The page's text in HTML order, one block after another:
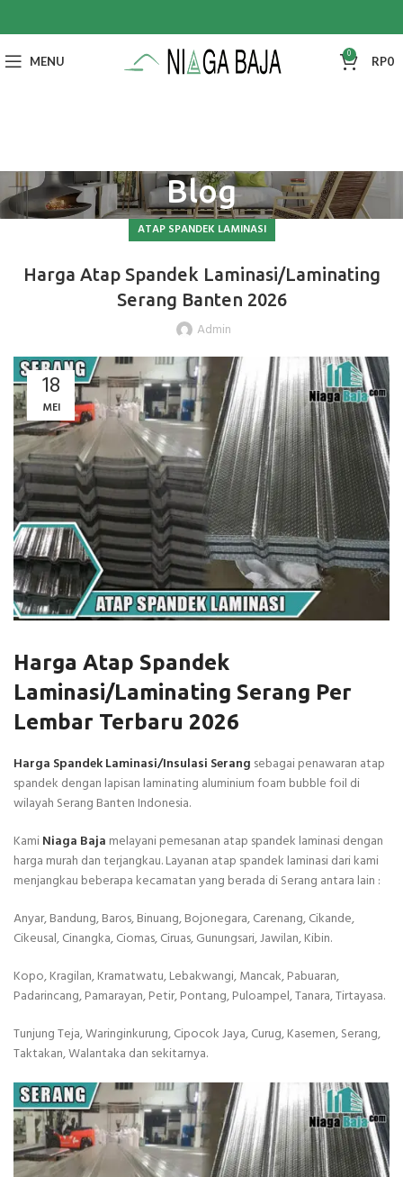
MENU 0 RP0
Blog
ATAP SPANDEK LAMINASI
Harga Atap Spandek Laminasi/Laminating
Serang Banten 2026
Admin
18
MEI
Harga Atap Spandek
Laminasi/Laminating Serang Per
Lembar Terbaru 2026
Harga Spandek Laminasi/Insulasi Serang sebagai penawaran atap
spandek dengan lapisan laminating aluminium foam bubble foil di
wilayah Serang Banten Indonesia.
KamiNiaga Baja melayani pemesanan atap spandek laminasi dengan
harga murah dan terjangkau. Layanan atap spandek laminasi dari kami
menjangkau beberapa kecamatan yang berada di Serang antara lain :
Anyar, Bandung, Baros, Binuang, Bojonegara, Carenang, Cikande,
Cikeusal, Cinangka, Ciomas, Ciruas, Gunungsari, Jawilan, Kibin.
Kopo, Kragilan, Kramatwatu, Lebakwangi, Mancak, Pabuaran,
Padarincang, Pamarayan, Petir, Pontang, Puloampel, Tanara, Tirtayasa.
Tunjung Teja, Waringinkurung, Cipocok Jaya, Curug, Kasemen, Serang,
Taktakan, Walantaka dan sekitarnya.